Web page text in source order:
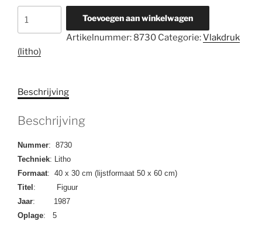
Figuur
Toevoegen aan winkelwagen
Artikelnummer: 8730 Categorie:Vlakdruk
(litho)
Beschrijving
Beschrijving
Nummer: 8730
Techniek: Litho
Formaat: 40 x 30 cm (lijstformaat 50 x 60 cm)
Titel: Figuur
Jaar: 1987
Oplage: 5